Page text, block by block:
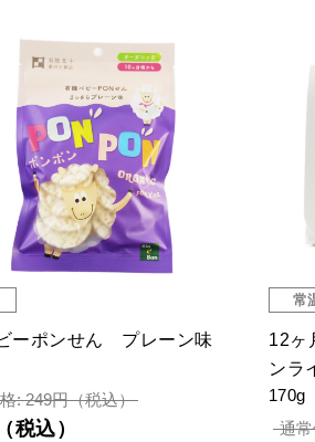
ーポンせん プレーン味
: 249円（税込）
税込）
常
12ヶ
ンラ
170g
通